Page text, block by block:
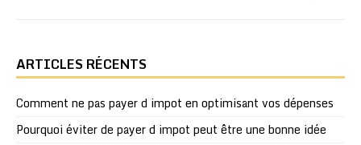
ARTICLES RÉCENTS
Comment ne pas payer d impot en optimisant vos dépenses
Pourquoi éviter de payer d impot peut être une bonne idée